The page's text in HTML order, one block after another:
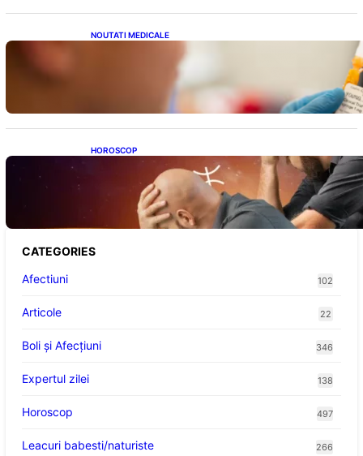
NOUTATI MEDICALE
Experimental Împotriva Cancerului de Colon
în Studiu Uman
HOROSCOP
Mituri și Realități: Ce Spun Astrologii Despre
Sufletele Bătrâne și Lunile de Naștere
CATEGORIES
Afectiuni
102
Articole 22
Boli și Afecțiuni 346
Expertul zilei 138
Horoscop 497
Leacuri babesti/naturiste 266